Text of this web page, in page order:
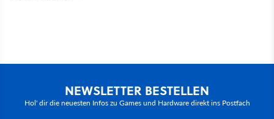
NEWSLETTER BESTELLEN
Hol' dir die neuesten Infos zu Games und Hardware direkt ins Postfach